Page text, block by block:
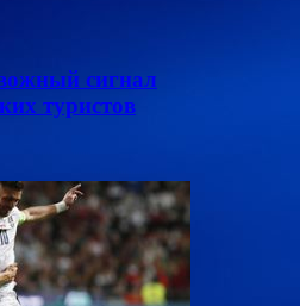
сигнал
туристов